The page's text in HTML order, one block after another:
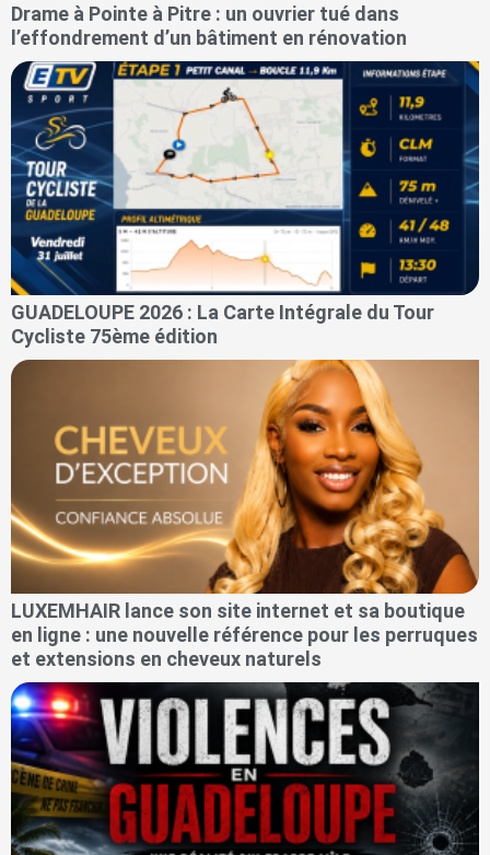
Drame à Pointe à Pitre : un ouvrier tué dans
l’effondrement d’un bâtiment en rénovation
GUADELOUPE 2026 : La Carte Intégrale du Tour
Cycliste 75ème édition
LUXEMHAIR lance son site internet et sa boutique
en ligne : une nouvelle référence pour les perruques
et extensions en cheveux naturels